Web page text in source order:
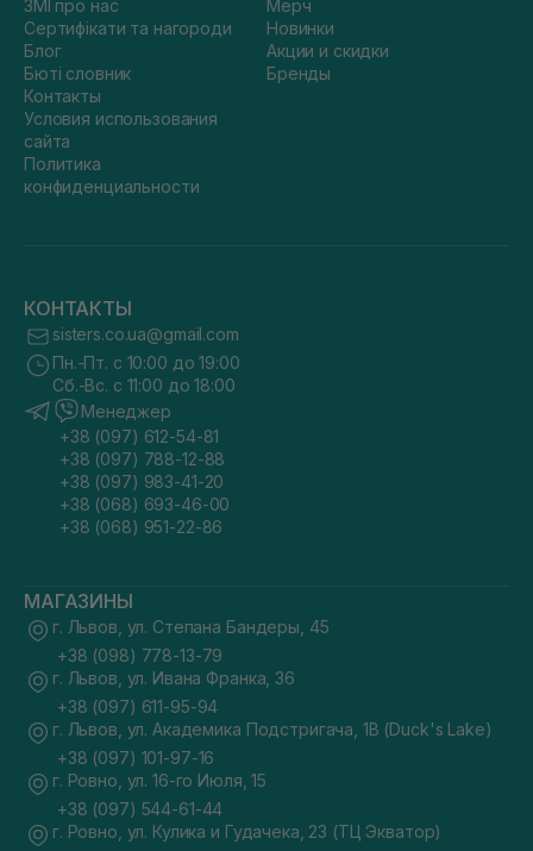
ЗМІ про нас
Сертифікати та нагороди
Блог
Бюті словник
Контакты
Условия использования
сайта
Политика
конфиденциальности
Мерч
Новинки
Акции и скидки
Бренды
КОНТАКТЫ
sisters.co.ua@gmail.com
Пн.-Пт. с 10:00 до 19:00
Сб.-Вс. с 11:00 до 18:00
Менеджер
+38 (097) 612-54-81
+38 (097) 788-12-88
+38 (097) 983-41-20
+38 (068) 693-46-00
+38 (068) 951-22-86
МАГАЗИНЫ
г. Львов, ул. Степана Бандеры, 45
+38 (098) 778-13-79
г. Львов, ул. Ивана Франка, 36
+38 (097) 611-95-94
г. Львов, ул. Академика Подстригача, 1В (Duck's Lake)
+38 (097) 101-97-16
г. Ровно, ул. 16-го Июля, 15
+38 (097) 544-61-44
г. Ровно, ул. Кулика и Гудачека, 23 (ТЦ Экватор)